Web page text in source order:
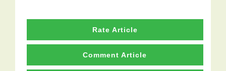
Rate Article
Comment Article